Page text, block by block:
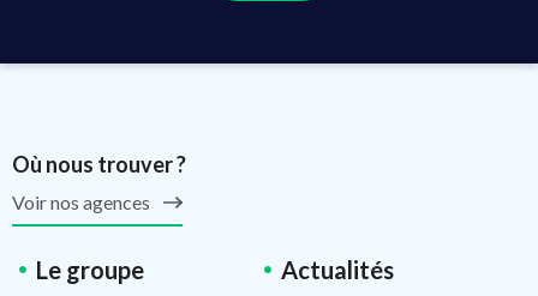
Où nous trouver ?
Voir nos agences
Le groupe
Actualités